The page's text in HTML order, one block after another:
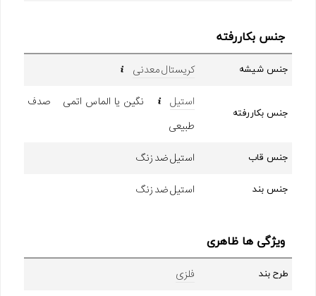
جنس بکاررفته
جنس شیشه کریستال معدنی
جنس بکاررفته
استیل
نگین یا الماس اتمی صدف
طبیعی
جنس قاب استیل ضد زنگ
جنس بند استیل ضد زنگ
ویژگی ها ظاهری
طرح بند فلزی